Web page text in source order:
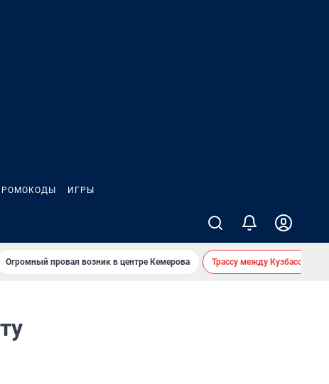
ИГРЫ
Огромный провал возник в центре Кемерова Трассу между Кузбассом и